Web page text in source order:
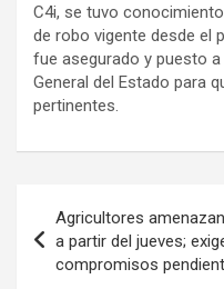
C4i, se tuvo
de robo vigente desde el
fue asegurado y puesto
General del Estado para
pertinentes.
de
entradas
Agricultores
a partir del jueves;
compromisos